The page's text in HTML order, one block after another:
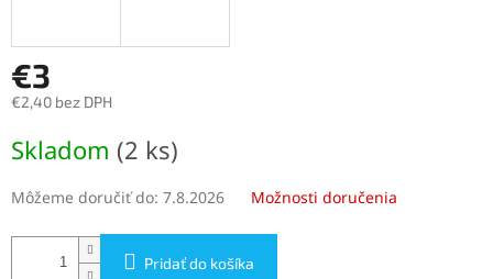
€3
€2,40 bez DPH
cena:
Skladom (2 ks)
Môžeme doručiť do: 7.8.2026 Možnosti doručenia
Pridať do košíka